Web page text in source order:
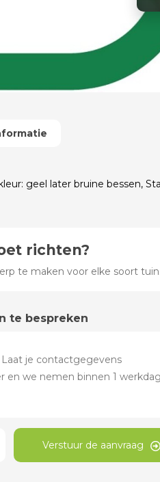
geel later bruine bessen,
richten?
te maken voor elke soort tuin.
te bespreken
Verstuur de aanvraag